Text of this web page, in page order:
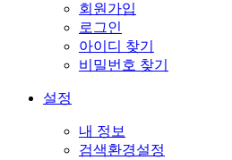
회원가입
로그인
아이디 찾기
비밀번호 찾기
설정
내 정보
검색환경설정